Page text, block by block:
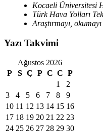
Kocaeli Üniversitesi
Türk Hava Yolları
Araştırmayı,
Yazı Takvimi
Ağustos 2026
P
S Ç P C C P
1
2
3
4 5 6 7 8
9
10 11 12 13 14 15 16
17 18 19 20 21 22 23
24 25 26 27 28 29 30